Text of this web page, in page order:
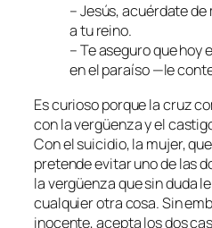
– Jesús, acuérdate
a tu reino.
– Te aseguro que hoy
en el paraíso —le
Es curioso porque la cruz
con la vergüenza y el
Con el suicidio, la mujer,
pretende evitar uno de las
la vergüenza que sin duda
cualquier otra cosa. Sin
inocente, acepta los dos